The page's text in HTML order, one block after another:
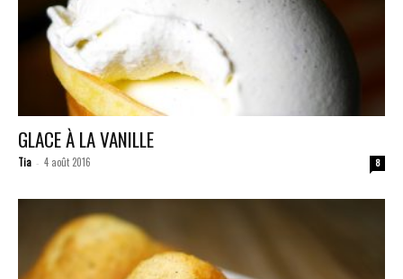
GLACE À LA VANILLE
Tia - 4 août 2016 8